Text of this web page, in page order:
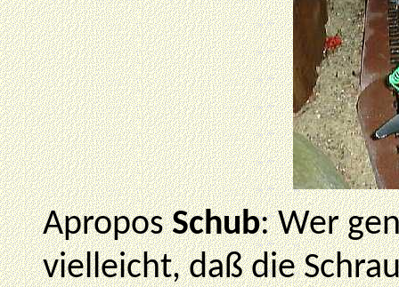
AproposSchub: Wer
vielleicht, daß die